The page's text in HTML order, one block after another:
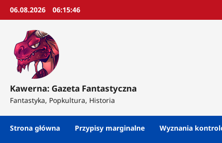
Przejdź
06.08.2026 06:15:48
Kawerna: Gazeta Fantastyczna
Fantastyka, Popkultura, Historia
Strona główna Przypisy marginalne Wyznania